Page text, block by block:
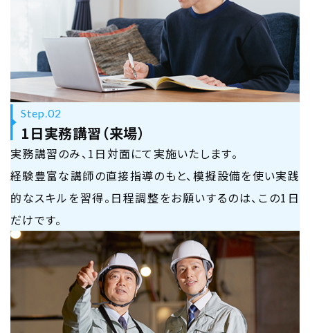
Step.02
1日実務講習（来場）
実務講習のみ、1日対面にて実施いたします。
経験豊富な講師の直接指導のもと、模擬設備を使い実践
的なスキルを習得。日程調整をお願いするのは、この1日
だけです。